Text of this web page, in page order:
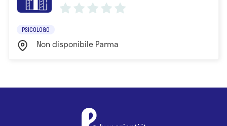
PSICOLOGO
Non disponibile Parma